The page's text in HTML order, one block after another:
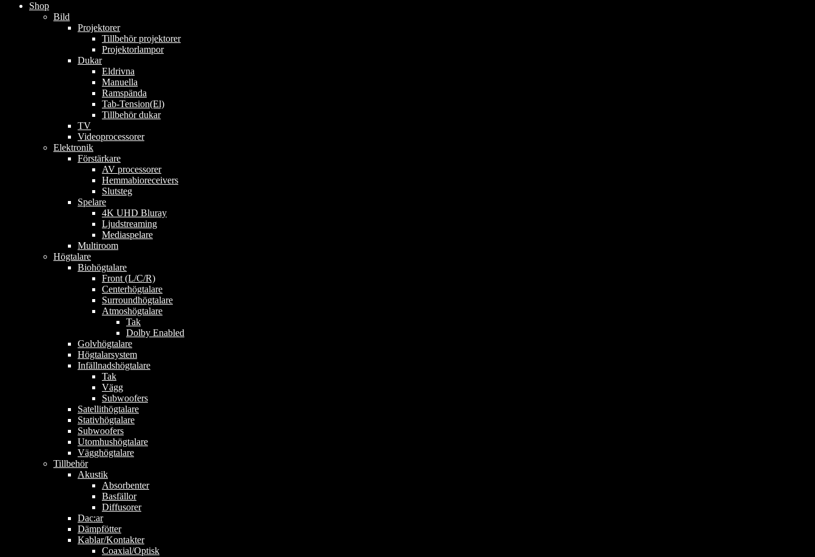
Shop
Bild
Projektorer
Tillbehör projektorer
Projektorlampor
Dukar
Eldrivna
Manuella
Ramspända
Tab-Tension(El)
Tillbehör dukar
TV
Videoprocessorer
Elektronik
Förstärkare
AV processorer
Hemmabioreceivers
Slutsteg
Spelare
4K UHD Bluray
Ljudstreaming
Mediaspelare
Multiroom
Högtalare
Biohögtalare
Front (L/C/R)
Centerhögtalare
Surroundhögtalare
Atmoshögtalare
Tak
Dolby Enabled
Golvhögtalare
Högtalarsystem
Infällnadshögtalare
Tak
Vägg
Subwoofers
Satellithögtalare
Stativhögtalare
Subwoofers
Utomhushögtalare
Vägghögtalare
Tillbehör
Akustik
Absorbenter
Basfällor
Diffusorer
Dac:ar
Dämpfötter
Kablar/Kontakter
Coaxial/Optisk